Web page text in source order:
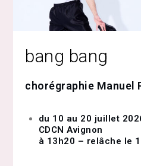
bang bang
chorégraphie Manuel
du 10 au 20 juillet
CDCN Avignon
à 13h20 – relâche le